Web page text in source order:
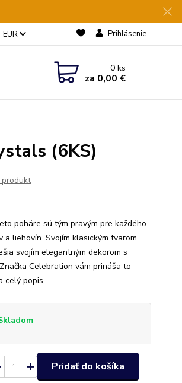
EUR Prihlásenie
0ks
za 0,00 €
(6KS)
poháre sú tým pravým pre každého
liehovín. Svojím klasickým tvarom
svojím elegantným dekorom s
Celebration vám prináša to
celý popis
Pridať do košíka